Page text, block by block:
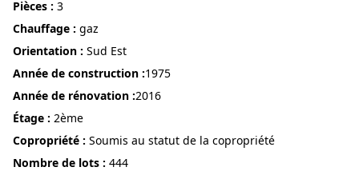
pièces : 3
Chauffage : gaz
Orientation : Sud Est
année de construction :1975
année de rénovation :2016
étage : 2ème
Copropriété : Soumis au statut de la copropriété
Nombre de lots : 444